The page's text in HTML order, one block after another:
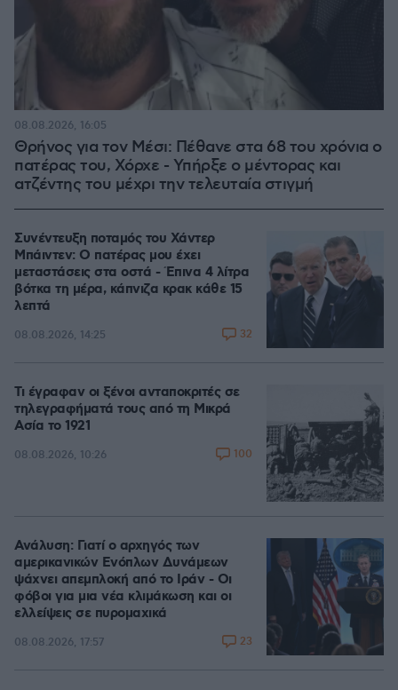
Θρήνος για τον Μέσι: Πέθανε στα 68 του χρόνια ο
πατέρας του, Χόρχε - Υπήρξε ο μέντορας και
ατζέντης του μέχρι την τελευταία στιγμή
08.08.2026, 16:05
Συνέντευξη ποταμός του Χάντερ
Μπάιντεν: Ο πατέρας μου έχει
μεταστάσεις στα οστά - Έπινα 4 λίτρα
βότκα τη μέρα, κάπνιζα κρακ κάθε 15
λεπτά
08.08.2026, 14:25 32
Τι έγραφαν οι ξένοι ανταποκριτές σε
τηλεγραφήματά τους από τη Μικρά
Ασία το 1921
08.08.2026, 10:26 100
Ανάλυση: Γιατί ο αρχηγός των
αμερικανικών Ενόπλων Δυνάμεων
ψάχνει απεμπλοκή από το Ιράν - Οι
φόβοι για μια νέα κλιμάκωση και οι
ελλείψεις σε πυρομαχικά
08.08.2026, 17:57 23